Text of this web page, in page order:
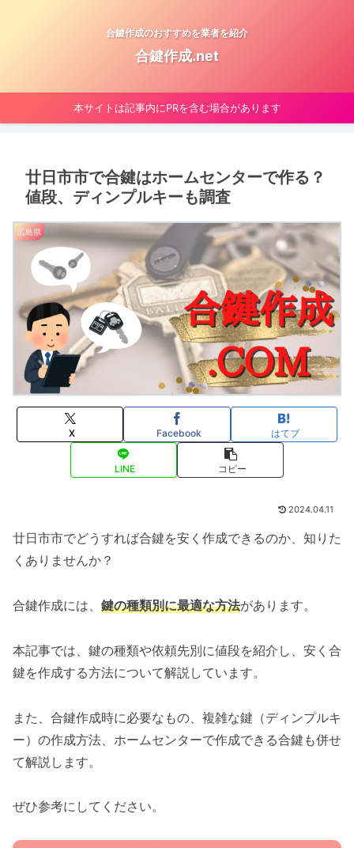
合鍵作成のおすすめを業者を紹介
合鍵作成.net
本サイトは記事内にPRを含む場合があります
廿日市市で合鍵はホームセンターで作る？
値段、ディンプルキーも調査
広島県
X Facebook はてブ
LINE コピー
2024.04.11
廿日市市でどうすれば合鍵を安く作成できるのか、知りた
くありませんか？
合鍵作成には、 鍵の種類別に最適な方法があります。
本記事では、鍵の種類や依頼先別に値段を紹介し、安く合
鍵を作成する方法について解説しています。
また、合鍵作成時に必要なもの、複雑な鍵（ディンプルキ
ー）の作成方法、ホームセンターで作成できる合鍵も併せ
て解説します。
ぜひ参考にしてください。